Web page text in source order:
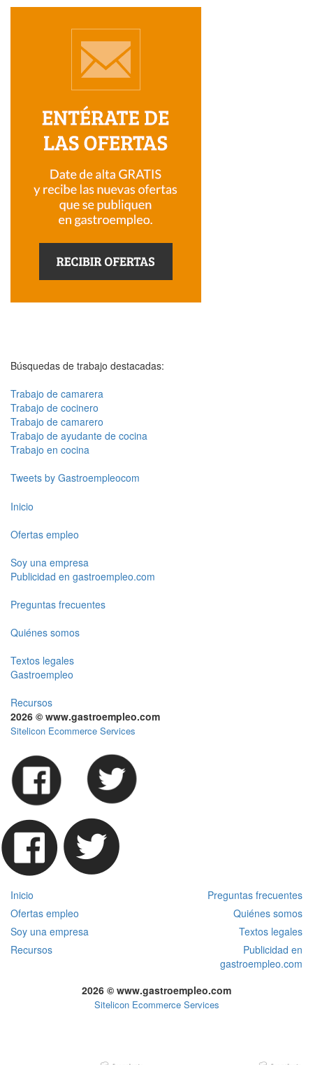
Búsquedas de trabajo destacadas:
Trabajo de camarera
Trabajo de cocinero
Trabajo de camarero
Trabajo de ayudante de cocina
Trabajo en cocina
Tweets by Gastroempleocom
Inicio
Ofertas empleo
Soy una empresa
Publicidad en gastroempleo.com
Preguntas frecuentes
Quiénes somos
Textos legales
Gastroempleo
Recursos
2026 © www.gastroempleo.com
Sitelicon Ecommerce Services
Inicio
Preguntas frecuentes
Ofertas empleo
Quiénes somos
Soy una empresa
Textos legales
Recursos
Publicidad en
gastroempleo.com
2026 © www.gastroempleo.com
Sitelicon Ecommerce Services